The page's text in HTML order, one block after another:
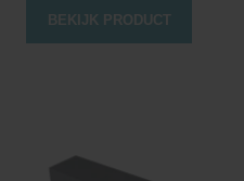
BEKIJK PRODUCT